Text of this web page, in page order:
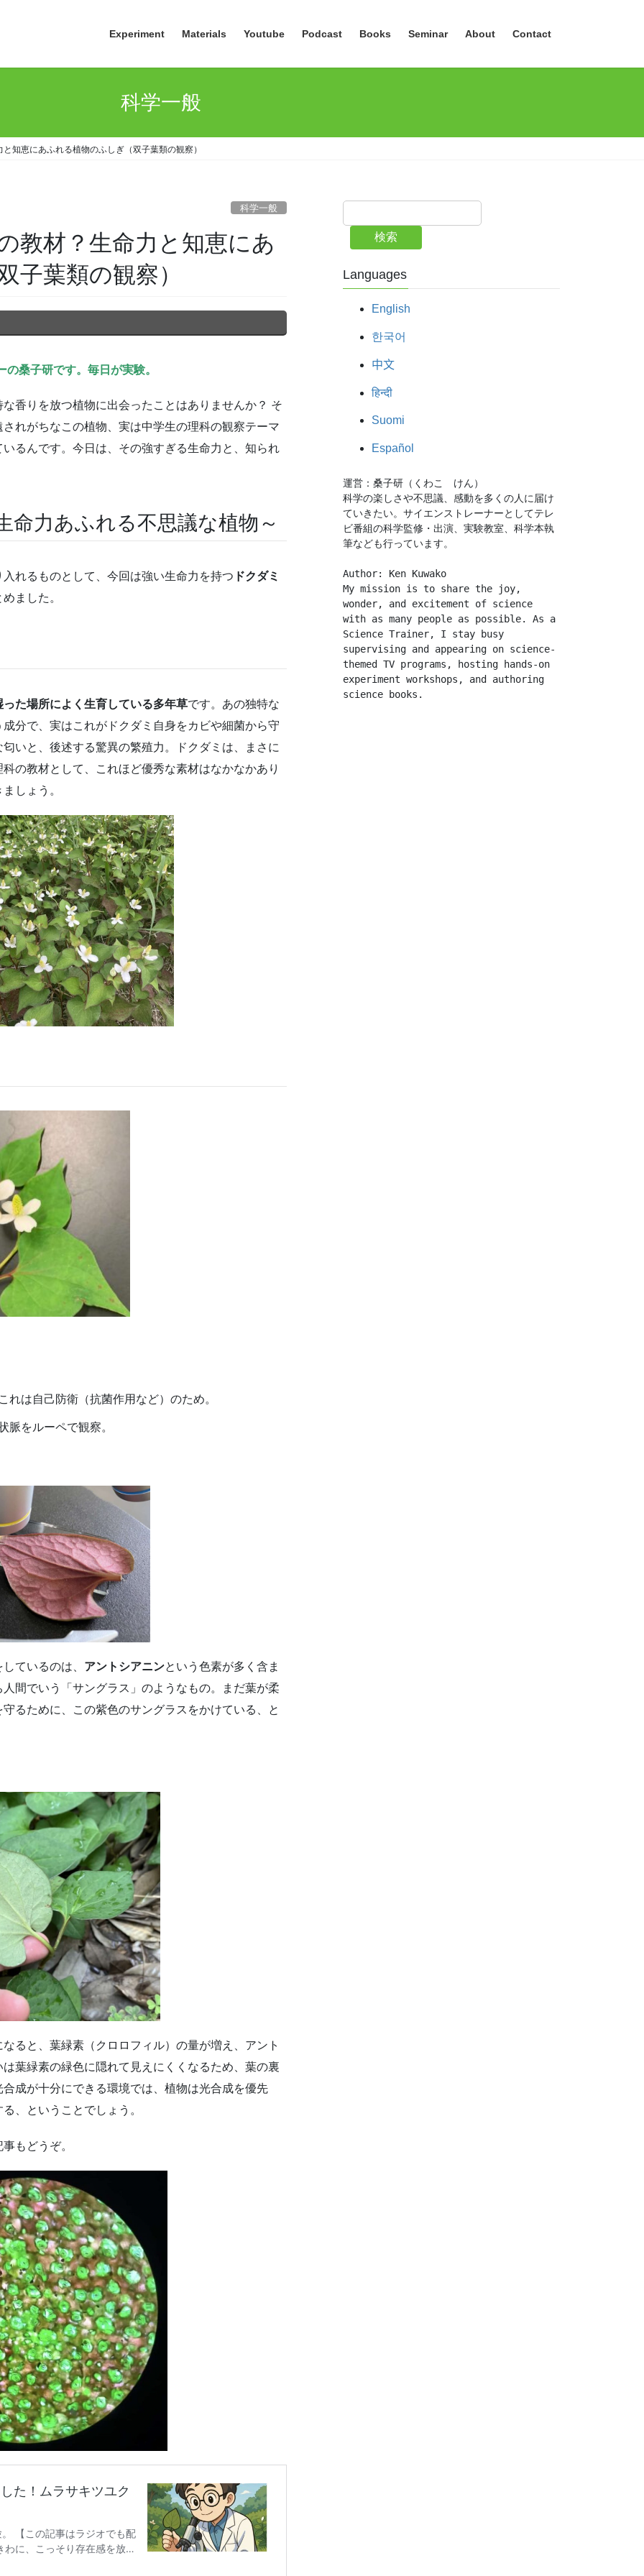
Experiment Materials Youtube Podcast Books Seminar About Contact
科学一般
知恵にあふれる植物のふしぎ（双子葉類の観察）
科学一般
教材？生命力と知恵にあ
子葉類の観察）
桑子研です。毎日が実験。
香りを放つ植物に出会ったことはありませんか？ そ
れがちなこの植物、実は中学生の理科の観察テーマ
るんです。今日は、その強すぎる生命力と、知られ
命力あふれる不思議な植物～
れるものとして、今回は強い生命力を持つ ドクダミ
ました。
った場所によく生育している多年草です。あの独特な
分で、実はこれがドクダミ自身をカビや細菌から守
いと、後述する驚異の繁殖力。ドクダミは、まさに
の教材として、これほど優秀な素材はなかなかあり
しょう。
は自己防衛（抗菌作用など）のため。
脈をルーペで観察。
ているのは、 アントシアニンという色素が多く含ま
間でいう「サングラス」のようなもの。まだ葉が柔
るために、この紫色のサングラスをかけている、と
ると、葉緑素（クロロフィル）の量が増え、アント
葉緑素の緑色に隠れて見えにくくなるため、葉の裏
成が十分にできる環境では、植物は光合成を優先
、ということでしょう。
もどうぞ。
検索
Languages
English
한국어
中文
हिन्दी
Suomi
Español
運営：桑子研（くわこ　けん）
科学の楽しさや不思議、感動を多くの人に届け
ていきたい。サイエンストレーナーとしてテレ
ビ番組の科学監修・出演、実験教室、科学本執
筆なども行っています。
Author: Ken Kuwako
My mission is to share the joy,
wonder, and excitement of science
with as many people as possible. As a
Science Trainer, I stay busy
supervising and appearing on science-
themed TV programs, hosting hands-on
experiment workshops, and authoring
science books.